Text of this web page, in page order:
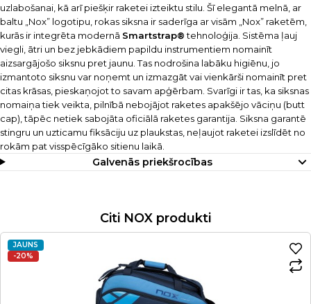
uzlabošanai, kā arī piešķir raketei izteiktu stilu. Šī elegantā melnā, ar
baltu „Nox” logotipu, rokas siksna ir saderīga ar visām „Nox” raketēm,
kurās ir integrēta modernā Smartstrap®tehnoloģija. Sistēma ļauj
viegli, ātri un bez jebkādiem papildu instrumentiem nomainīt
aizsargājošo siksnu pret jaunu. Tas nodrošina labāku higiēnu, jo
izmantoto siksnu var noņemt un izmazgāt vai vienkārši nomainīt pret
citas krāsas, pieskaņojot to savam apģērbam. Svarīgi ir tas, ka siksnas
nomaiņa tiek veikta, pilnībā nebojājot raketes apakšējo vāciņu (butt
cap), tāpēc netiek sabojāta oficiālā raketes garantija. Siksna garantē
stingru un uzticamu fiksāciju uz plaukstas, neļaujot raketei izslīdēt no
rokām pat visspēcīgāko sitienu laikā.
Galvenās priekšrocības
Citi NOX produkti
JAUNS
-20%